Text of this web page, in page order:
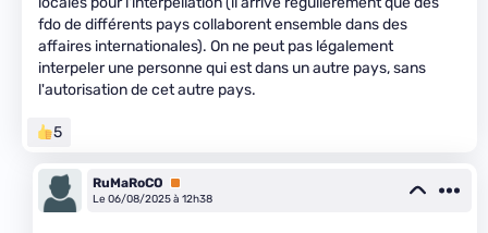
fdo de différents pays collaborent ensemble dans des
affaires internationales). On ne peut pas légalement
interpeler une personne qui est dans un autre pays, sans
l'autorisation de cet autre pays.
5
RuMaRoCO
Premium
Le 06/08/2025 à 12h38